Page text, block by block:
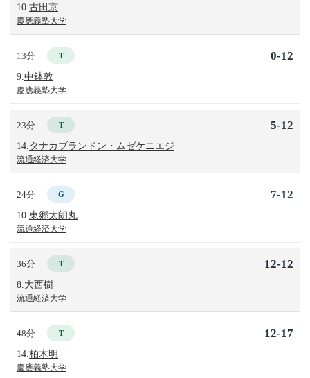
10. 古田京
慶應義塾大学
13分 T
9. 中鉢敦
慶應義塾大学
0-12
23分 T
14. タナカブランドン・ムゼケニエジ
流通経済大学
5-12
24分 G
10. 東郷太朗丸
流通経済大学
7-12
36分 T
8. 大西樹
流通経済大学
12-12
48分 T
14. 柏木明
慶應義塾大学
12-17